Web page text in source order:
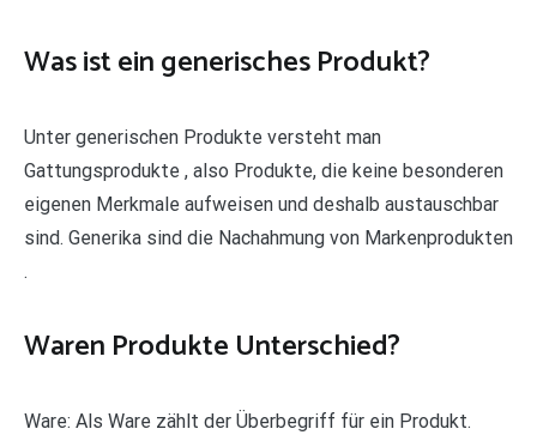
Was ist ein generisches Produkt?
Unter generischen Produkte versteht man
Gattungsprodukte , also Produkte, die keine besonderen
eigenen Merkmale aufweisen und deshalb austauschbar
sind. Generika sind die Nachahmung von Markenprodukten
.
Waren Produkte Unterschied?
Ware: Als Ware zählt der Überbegriff für ein Produkt.